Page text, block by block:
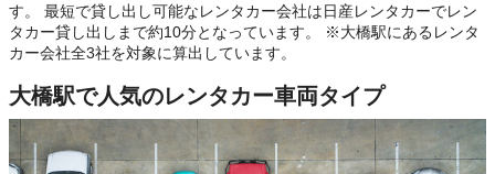
す。 最短で貸し出し可能なレンタカー会社は日産レンタカーでレン
タカー貸し出しまで約10分となっています。 ※大橋駅にあるレンタ
カー会社全3社を対象に算出しています。
大橋駅で人気のレンタカー車両タイプ